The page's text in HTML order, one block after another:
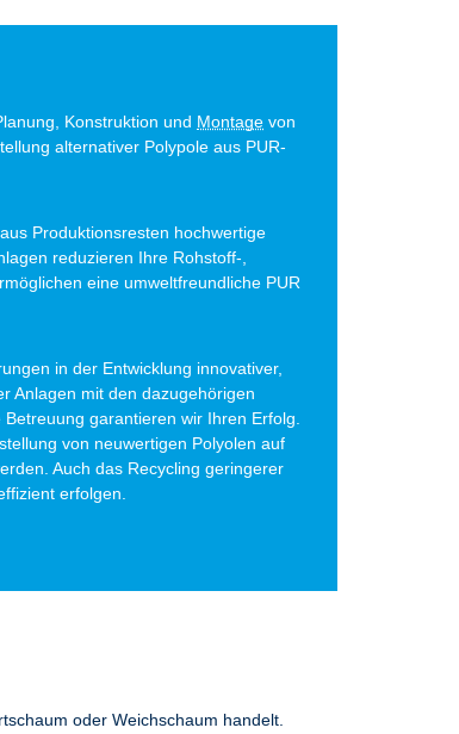
Konstruktion und Montage von
alternativer Polypole aus PUR-
Produktionsresten hochwertige
reduzieren Ihre Rohstoff-,
eine umweltfreundliche PUR
in der Entwicklung innovativer,
Anlagen mit den dazugehörigen
garantieren wir Ihren Erfolg.
von neuwertigen Polyolen auf
Auch das Recycling geringerer
erfolgen.
oder Weichschaum handelt.